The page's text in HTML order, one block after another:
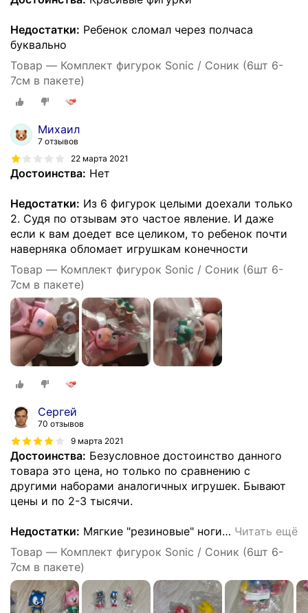
Недостатки: Ребенок сломал через полчаса
буквально
Товар — Комплект фигурок Sonic / Соник (6шт 6-
7см в пакете)
Михаил
7 отзывов
22 марта 2021
Достоинства: Нет
Недостатки: Из 6 фигурок целыми доехали только
2. Судя по отзывам это частое явление. И даже
если к вам доедет все целиком, то ребенок почти
наверняка обломает игрушкам конечности
Товар — Комплект фигурок Sonic / Соник (6шт 6-
7см в пакете)
Сергей
70 отзывов
9 марта 2021
Достоинства: Безусловное достоинство данного
товара это цена, но только по сравнению с
другими наборами аналогичных игрушек. Бывают
цены и по 2-3 тысячи.
Недостатки: Мягкие "резиновые" ноги… Читать ещё
Товар — Комплект фигурок Sonic / Соник (6шт 6-
7см в пакете)